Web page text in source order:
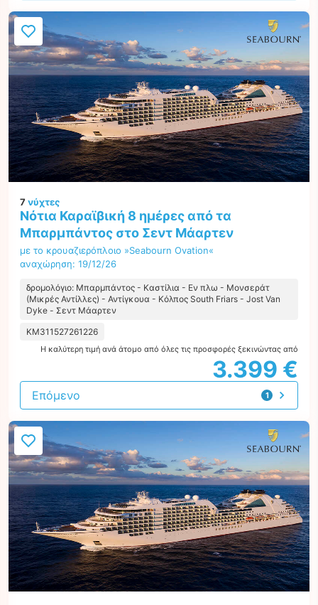
7νύχτες
Νότια Καραϊβική 8 ημέρες από τα
Μπαρμπάντος στο Σεντ Μάαρτεν
με το κρουαζιερόπλοιο »Seabourn Ovation«
αναχώρηση: 19/12/26
δρομολόγιο: Μπαρμπάντος - Καστίλια - Εν πλω - Μονσεράτ
(Μικρές Αντίλλες) - Αντίγκουα - Κόλπος South Friars - Jost Van
Dyke - Σεντ Μάαρτεν
KM311527261226
Η καλύτερη τιμή ανά άτομο από όλες τις προσφορές ξεκινώντας από
3.399 €
1
προσφορά
Επόμενο